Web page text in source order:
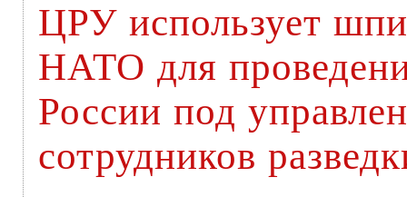
ЦРУ использует
НАТО для
России под
сотрудников